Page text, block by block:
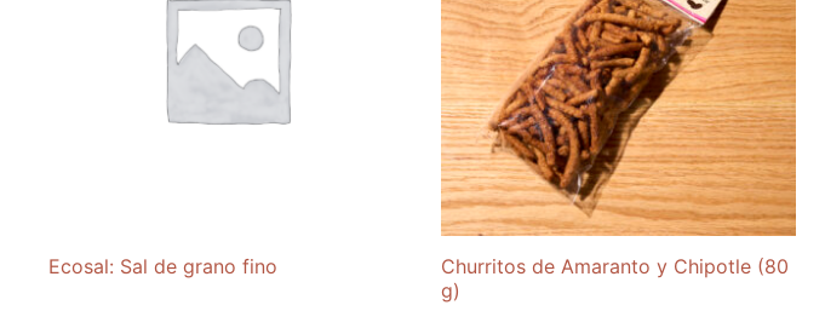
Ecosal: Sal de grano fino
Churritos de Amaranto y Chipotle (80
g)